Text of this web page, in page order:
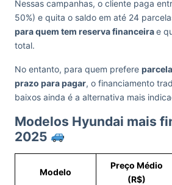
Nessas campanhas, o cliente paga
50%) e quita o saldo em até 24
para quem tem reserva financeirae
total.
No entanto, para quem prefere
prazo para pagar, o financiamento
baixos ainda é a alternativa mais
Modelos Hyundai mais
2025
Modelo
Preço Médio
(R$)